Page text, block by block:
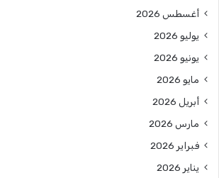
أغسطس 2026
يوليو 2026
يونيو 2026
مايو 2026
أبريل 2026
مارس 2026
فبراير 2026
يناير 2026